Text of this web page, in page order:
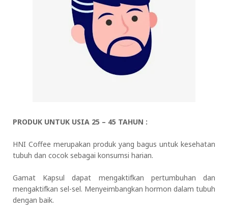
PRODUK UNTUK USIA 25 – 45 TAHUN :
HNI Coffee merupakan produk yang bagus untuk kesehatan
tubuh dan cocok sebagai konsumsi harian.
Gamat Kapsul dapat mengaktifkan pertumbuhan dan
mengaktifkan sel-sel. Menyeimbangkan hormon dalam tubuh
dengan baik.